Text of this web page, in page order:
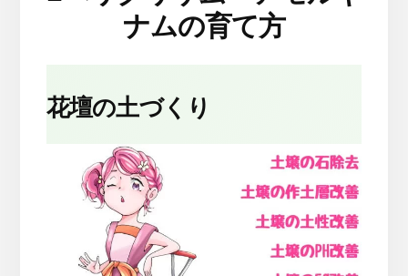
ナムの育て方
花壇の土づくり